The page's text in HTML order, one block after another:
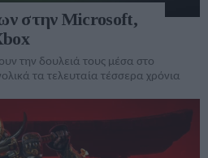
στην Microsoft,
την δουλειά τους μέσα στο
τα τελευταία τέσσερα χρόνια